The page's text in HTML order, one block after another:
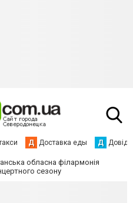
Д Доставка еды Д
обласна філармонія
сезону